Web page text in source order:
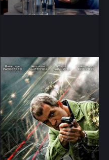
Следователь Протасов
Детектив, криминал
2